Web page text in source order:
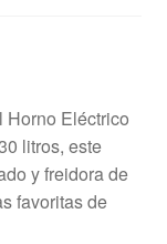
Horno Eléctrico
litros, este
y freidora de
favoritas de